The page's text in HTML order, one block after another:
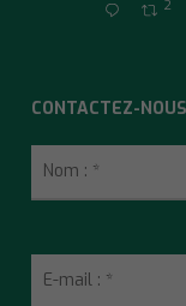
2
CONTACTEZ-NOUS